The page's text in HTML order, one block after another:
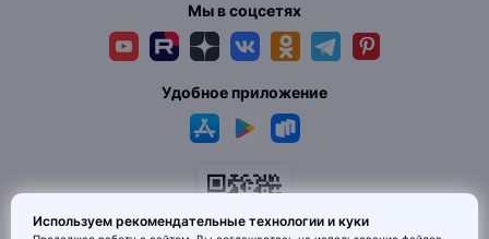
Мы в соцсетях
Удобное приложение
Используем рекомендательные технологии и куки